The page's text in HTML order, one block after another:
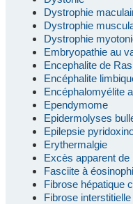
Dystrophie
Dystrophie
Dystrophie
Embryopathie au
Encephalite de
Encéphalite
Encéphalomyélite
Ependymome
Epidermolyses
Epilepsie
Erythermalgie
Excès apparent
Fasciite à
Fibrose hépatique
Fibrose